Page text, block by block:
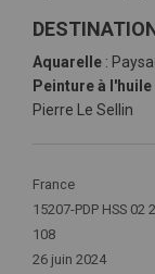
Aquarelle :
Peinture à l'huile
Pierre Le Sellin
Plus
d'infos
France
15207-PDP HSS 02
108
26 juin 2024